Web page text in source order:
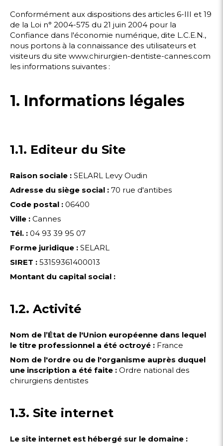
Conformément aux dispositions des articles 6-III et 19
de la Loi n° 2004-575 du 21 juin 2004 pour la
Confiance dans l'économie numérique, dite L.C.E.N.,
nous portons à la connaissance des utilisateurs et
visiteurs du site www.chirurgien-dentiste-cannes.com
les informations suivantes :
1. Informations légales
1.1. Editeur du Site
Raison sociale : SELARL Levy Oudin
Adresse du siège social : 70 rue d'antibes
Code postal : 06400
Ville : Cannes
Tél. : 04 93 39 95 07
Forme juridique : SELARL
SIRET : 53159361400013
Montant du capital social :
1.2. Activité
Nom de l’État de l'Union européenne dans lequel
le titre professionnel a été octroyé : France
Nom de l'ordre ou de l'organisme auprès duquel
une inscription a été faite : Ordre national des
chirurgiens dentistes
1.3. Site internet
Le site internet est hébergé sur le domaine :